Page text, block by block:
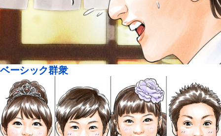
ベーシック群衆